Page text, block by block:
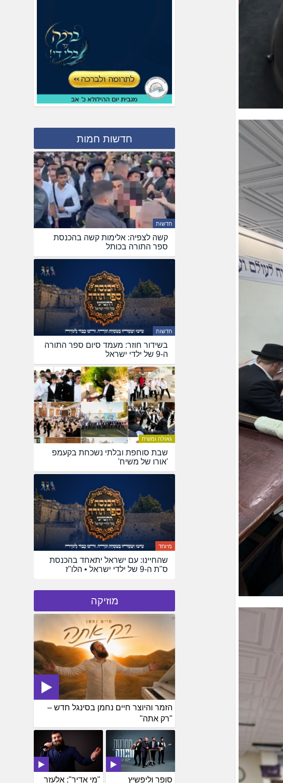
חדשות חמות
חדשות
קשה לצפיה: אלימות קשה בהכנסת
ספר התורה בכותל
חדשות
בשידור חוזר: מעמד סיום ספר התורה
ה-9 של ילדי ישראל
גאולה ומשיח
שבת סוחפת ובלתי נשכחת בקעמפ
'אורו של משיח'
מיוחד
שהחיינו: עם ישראל יתאחד בהכנסת
ס"ת ה-9 של ילדי ישראל • הלו"ז
מוזיקה
הזמר והיוצר חיים נחמן בסינגל חדש –
"רק אתה"
"מי אדיר": אלעזר סופר וליפשיץ